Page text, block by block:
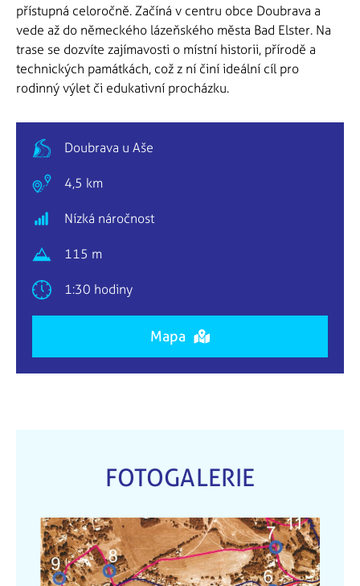
přístupná celoročně. Začíná v centru obce Doubrava a
vede až do německého lázeňského města Bad Elster. Na
trase se dozvíte zajímavosti o místní historii, přírodě a
technických památkách, což z ní činí ideální cíl pro
rodinný výlet či edukativní procházku.
Doubrava u Aše
4,5 km
Nízká náročnost
115 m
1:30 hodiny
Mapa
FOTOGALERIE